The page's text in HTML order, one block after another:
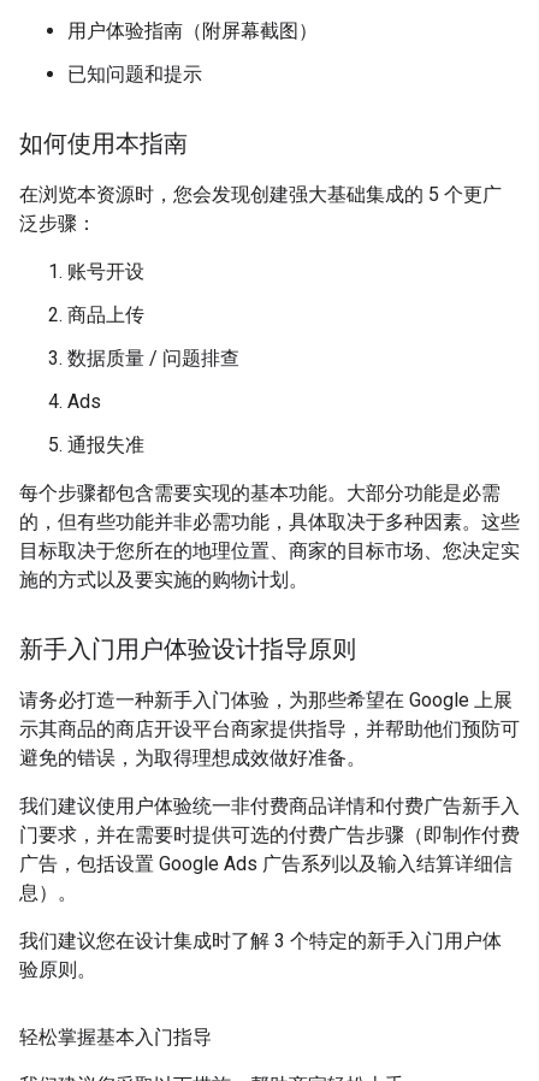
用户体验指南（附屏幕截图）
已知问题和提示
如何使用本指南
在浏览本资源时，您会发现创建强大基础集成的 5 个更广
泛步骤：
账号开设
商品上传
数据质量 / 问题排查
Ads
通报失准
每个步骤都包含需要实现的基本功能。大部分功能是必需
的，但有些功能并非必需功能，具体取决于多种因素。这些
目标取决于您所在的地理位置、商家的目标市场、您决定实
施的方式以及要实施的购物计划。
新手入门用户体验设计指导原则
请务必打造一种新手入门体验，为那些希望在 Google 上展
示其商品的商店开设平台商家提供指导，并帮助他们预防可
避免的错误，为取得理想成效做好准备。
我们建议使用户体验统一非付费商品详情和付费广告新手入
门要求，并在需要时提供可选的付费广告步骤（即制作付费
广告，包括设置 Google Ads 广告系列以及输入结算详细信
息）。
我们建议您在设计集成时了解 3 个特定的新手入门用户体
验原则。
轻松掌握基本入门指导